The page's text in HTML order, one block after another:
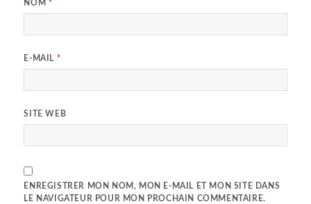
NOM *
E-MAIL *
SITE WEB
ENREGISTRER MON NOM, MON E-MAIL ET MON SITE DANS
LE NAVIGATEUR POUR MON PROCHAIN COMMENTAIRE.